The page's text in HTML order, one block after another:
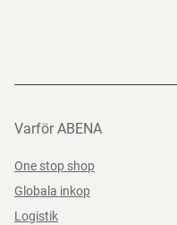
Varför ABENA
One stop shop
Globala inkop
Logistik